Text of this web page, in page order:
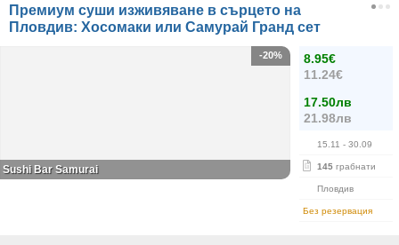
Премиум суши изживяване в сърцето на
Пловдив: Хосомаки или Самурай Гранд сет
8.95€
11.24€
17.50лв
21.98лв
15.11 - 30.09
145 грабнати
Пловдив
Без резервация
-20%
Sushi Bar Samurai